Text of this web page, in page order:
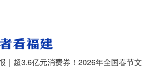
｜超3.6亿元消费券！2026年全国春节文